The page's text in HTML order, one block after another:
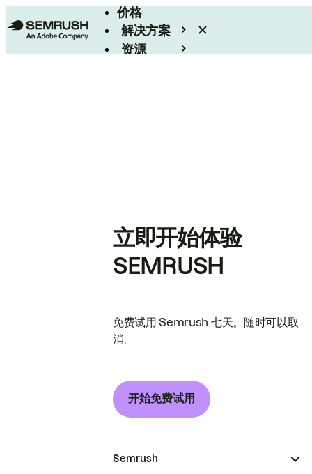
价格
解决方案
资源
立即开始体验
SEMRUSH
免费试用 Semrush 七天。随时可以取
消。
开始免费试用
Semrush